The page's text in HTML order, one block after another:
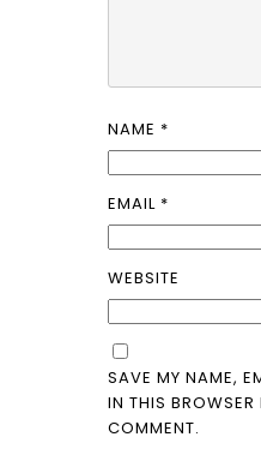
NAME *
EMAIL *
WEBSITE
SAVE MY NAME,
IN THIS BROWSER
COMMENT.